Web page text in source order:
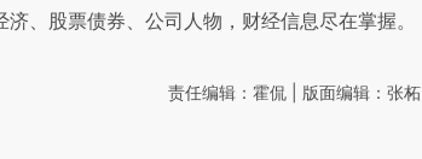
济、股票债券、公司人物，财经信息尽在掌握。
责任编辑：霍侃 | 版面编辑：张柘